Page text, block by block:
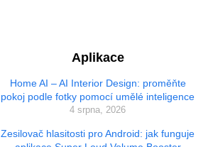
Aplikace
Home AI – AI Interior Design: proměňte
pokoj podle fotky pomocí umělé inteligence
4 srpna, 2026
Zesilovač hlasitosti pro Android: jak funguje